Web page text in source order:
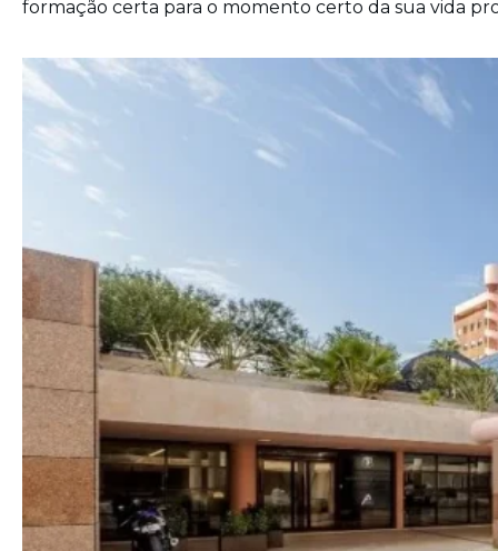
formação certa para o momento certo da sua vida